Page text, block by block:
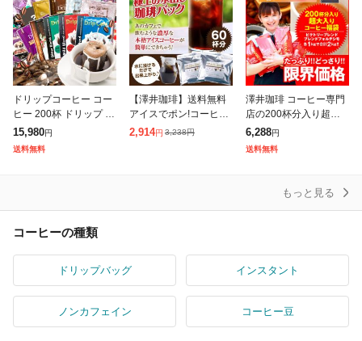
ドリップコーヒー コー
ヒー 200杯 ドリップ ド
リップパック ドリップ
バッグ 珈琲 10種 200袋
おせち 個包装 8g 大
15,980円
送料無料
【澤井珈琲】送料無料
アイスでポン!コーヒー
専門店の極上の水出し
2,914円 3,238円
澤井珈琲 コーヒー専門
店の200杯分入り超大
入コーヒー福袋(ビクト
リーブレンド/ブレンド
フォルテシモ)
6,288円
送料無料
もっと見る
コーヒーの種類
ドリップバッグ インスタント
ノンカフェイン コーヒー豆